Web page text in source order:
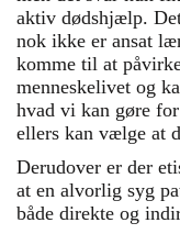
aktiv dødshjælp.
nok ikke er ansat
komme til at
menneskelivet og
hvad vi kan gøre
ellers kan vælge at
Derudover er der
at en alvorlig syg
både direkte og